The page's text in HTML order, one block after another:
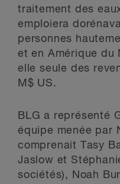
traitement des
emploiera
personnes
et en Amérique du
elle seule des
M$ US.
BLG a représenté
équipe menée par
comprenait Tasy
Jaslow et
sociétés), Noah